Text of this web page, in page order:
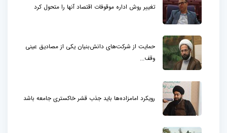
تغییر روش اداره موقوفات اقتصاد آنها را متحول کرد
حمایت از شرکت‌های دانش‌بنیان یکی از مصادیق عینی
وقف...
رویکرد امامزاده‌ها باید جذب قشر خاکستری جامعه باشد